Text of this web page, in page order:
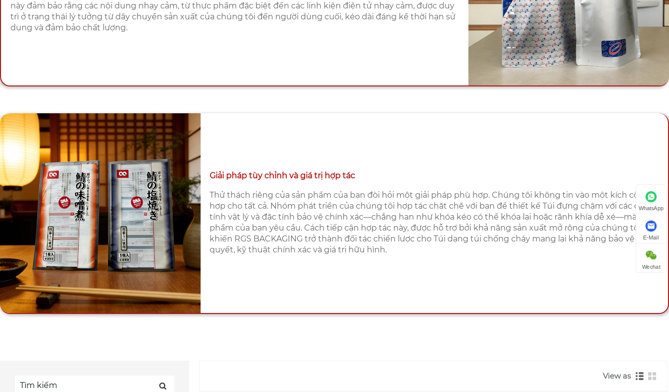
này đảm bảo rằng các nội dung nhạy cảm, từ thực phẩm đặc biệt đến các linh kiện điện tử nhạy cảm, được duy
trì ở trạng thái lý tưởng từ dây chuyền sản xuất của chúng tôi đến người dùng cuối, kéo dài đáng kể thời hạn sử
dụng và đảm bảo chất lượng.
Giải pháp tùy chỉnh và giá trị hợp tác
Thử thách riêng của sản phẩm của bạn đòi hỏi một giải pháp phù hợp. Chúng tôi không tin vào một kích cỡ phù
hợp cho tất cả. Nhóm phát triển của chúng tôi hợp tác chặt chẽ với bạn để thiết kế Túi đựng chậm với các đặc
tính vật lý và đặc tính bảo vệ chính xác—chẳng hạn như khóa kéo có thể khóa lại hoặc rãnh khía dễ xé—mà sản
phẩm của bạn yêu cầu. Cách tiếp cận hợp tác này, được hỗ trợ bởi khả năng sản xuất mở rộng của chúng tôi,
khiến RGS BACKAGING trở thành đối tác chiến lược cho Túi dạng túi chống cháy mang lại khả năng bảo vệ kiên
quyết, kỹ thuật chính xác và giá trị hữu hình.
View as
WhatsApp
E-Mail
Wechat